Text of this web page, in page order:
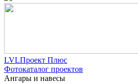
LVLПроект Плюс
Фотокаталог проектов
Ангары и навесы